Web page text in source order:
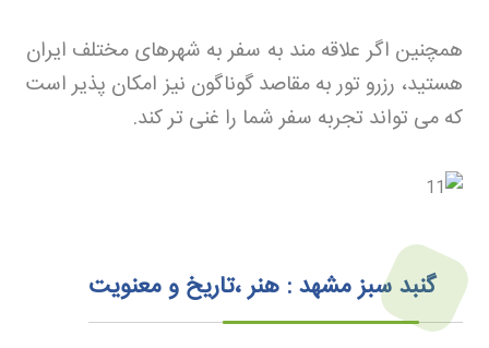
همچنین اگر علاقه مند به سفر به شهرهای مختلف ایران
هستید، رزرو توربه مقاصد گوناگون نیز امکان پذیر است
که می تواند تجربه سفر شما را غنی تر کند.
گنبد سبز مشهد : هنر ،تاریخ و معنویت